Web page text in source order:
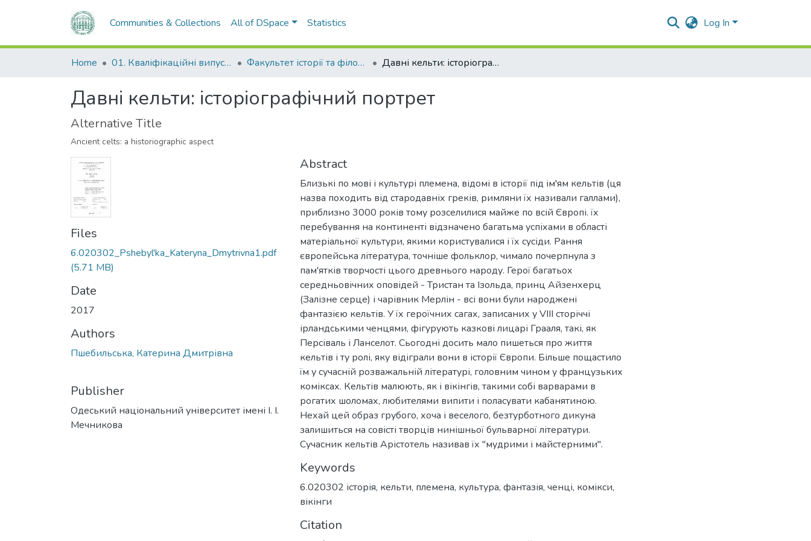
Communities & Collections All of DSpace Statistics Log In
Home 01. Кваліфікаційні випускні роботи здобувачів вищої освіти Факультет історії та філософії Давні кельти: історіографічний портрет
Давні кельти: історіографічний портрет
Alternative Title
Ancient celts: a historiographic aspect
Files
6.020302_Pshebyl'ka_Kateryna_Dmytrivna1.pdf
(5.71 MB)
Date
2017
Authors
Пшебильська, Катерина Дмитрівна
Publisher
Одеський національний університет імені І. І.
Мечникова
Abstract
Близькі по мові і культурі племена, відомі в історії під ім'ям кельтів (ця
назва походить від стародавніх греків, римляни їх називали галлами),
приблизно 3000 років тому розселилися майже по всій Європі. їх
перебування на континенті відзначено багатьма успіхами в області
матеріальної культури, якими користувалися і їх сусіди. Рання
європейська література, точніше фольклор, чимало почерпнула з
пам'ятків творчості цього древнього народу. Герої багатьох
середньовічних оповідей - Тристан та Ізольда, принц Айзенхерц
(Залізне серце) і чарівник Мерлін - всі вони були народжені
фантазією кельтів. У їх героїчних сагах, записаних у VIII сторіччі
ірландськими ченцями, фігурують казкові лицарі Грааля, такі, як
Персіваль і Ланселот. Сьогодні досить мало пишеться про життя
кельтів і ту ролі, яку відіграли вони в історії Європи. Більше пощастило
їм у сучасній розважальній літературі, головним чином у французьких
коміксах. Кельтів малюють, як і вікінгів, такими собі варварами в
рогатих шоломах, любителями випити і поласувати кабанятиною.
Нехай цей образ грубого, хоча і веселого, безтурботного дикуна
залишиться на совісті творців нинішньої бульварної літератури.
Сучасник кельтів Арістотель називав їх "мудрими і майстерними".
Keywords
6.020302 історія, кельти, племена, культура, фантазія, ченці, комікси,
вікінги
Citation